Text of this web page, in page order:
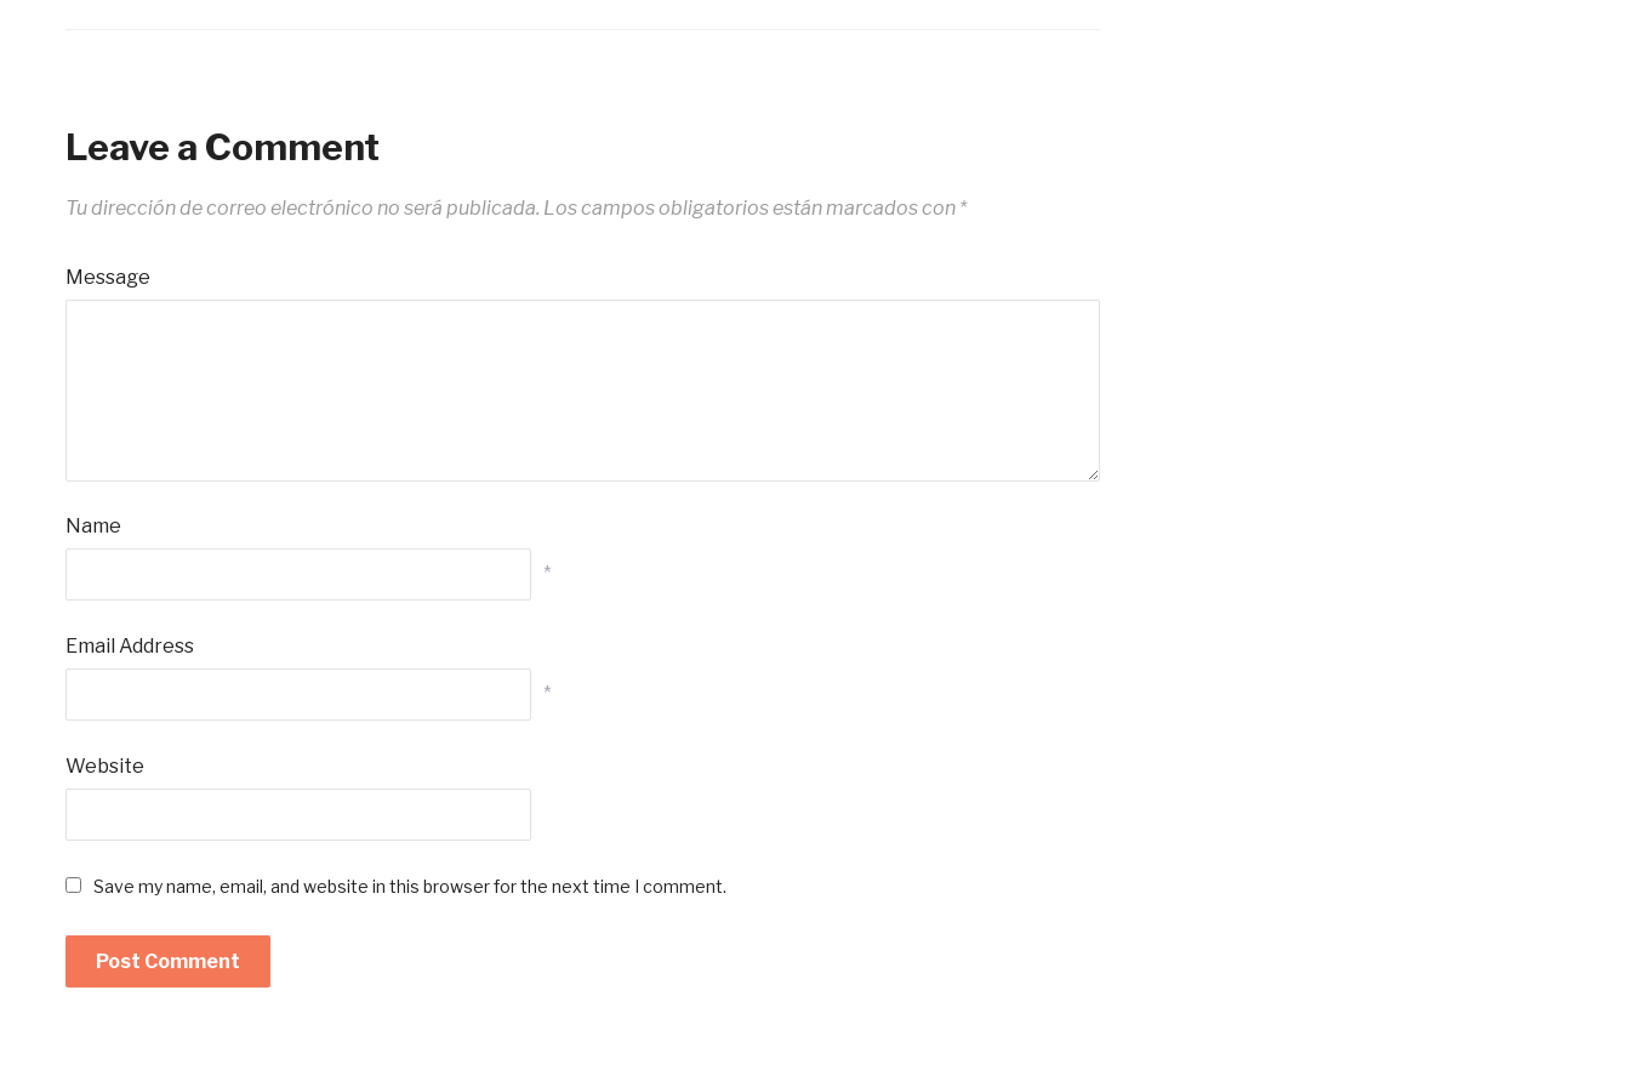
Leave a Comment
Tu dirección de correo electrónico no será publicada. Los campos obligatorios están marcados con *
Message
Name
*
Email Address
*
Website
Save my name, email, and website in this browser for the next time I comment.